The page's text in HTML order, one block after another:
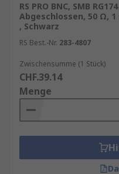
RS PRO BNC, SMB
Abgeschlossen, 50 Ω,
, Schwarz
RS Best.-Nr. 283-4807
Zwischensumme (1 Stück)
CHF.39.14
Menge